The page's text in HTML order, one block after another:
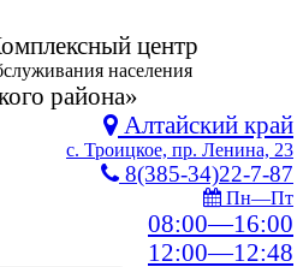
центр
населения
района»
Алтайский край
с. Троицкое, пр. Ленина, 23
8(385-34)22-7-87
Пн—Пт
08:00—16:00
12:00—12:48